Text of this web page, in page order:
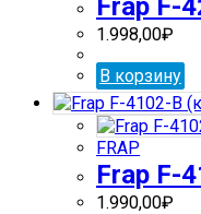
Frap F-
1.998,00₽
В корзину
FRAP
Frap F-
1.990,00₽